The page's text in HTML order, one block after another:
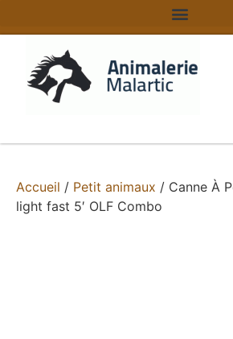
Accueil / Petit animaux / Canne À
light fast 5′ OLF Combo